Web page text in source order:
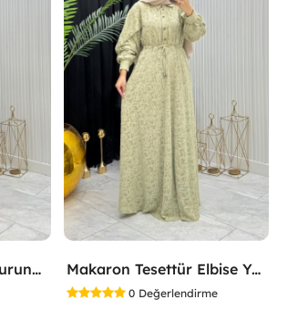
Lina Tesettür Elbise Turuncu Turuncu Makaron Tesettür Elbise Yeşil Yeşil
0 Değerlendirme